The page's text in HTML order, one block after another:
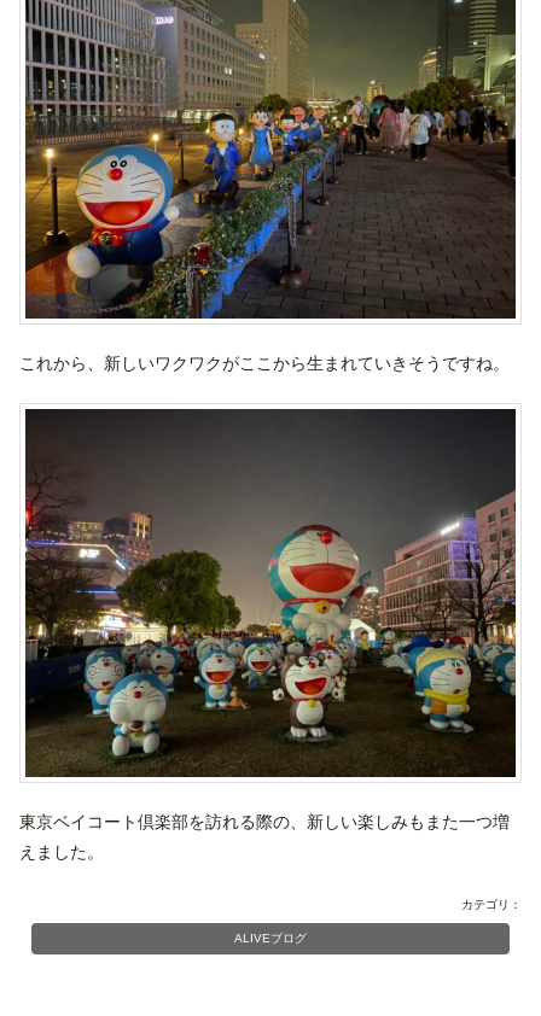
これから、新しいワクワクがここから生まれていきそうですね。
東京ベイコート倶楽部を訪れる際の、新しい楽しみもまた一つ増
えました。
カテゴリ：
ALIVEブログ